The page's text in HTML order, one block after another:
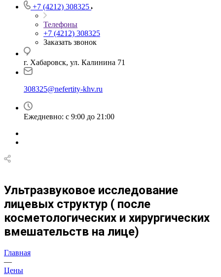
+7 (4212) 308325
Телефоны
+7 (4212) 308325
Заказать звонок
г. Хабаровск, ул. Калинина 71
308325@nefertity-khv.ru
Ежедневно: с 9:00 до 21:00
Ультразвуковое исследование
лицевых структур ( после
косметологических и хирургических
вмешательств на лице)
Главная
—
Цены